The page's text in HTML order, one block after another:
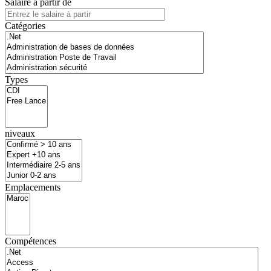
Salaire à partir de
Catégories
Types
niveaux
Emplacements
Compétences